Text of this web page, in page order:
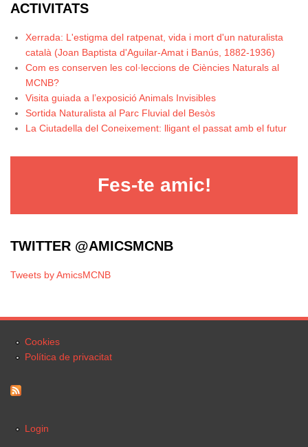
ACTIVITATS
Xerrada: L'estigma del ratpenat, vida i mort d'un naturalista
català (Joan Baptista d'Aguilar-Amat i Banús, 1882-1936)
Com es conserven les col·leccions de Ciències Naturals al
MCNB?
Visita guiada a l’exposició Animals Invisibles
Sortida Naturalista al Parc Fluvial del Besòs
La Ciutadella del Coneixement: lligant el passat amb el futur
Fes-te amic!
TWITTER @AMICSMCNB
Tweets by AmicsMCNB
Cookies
Política de privacitat
Login